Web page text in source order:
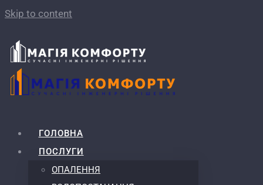
Skip to content
ГОЛОВНА
ПОСЛУГИ
ОПАЛЕННЯ